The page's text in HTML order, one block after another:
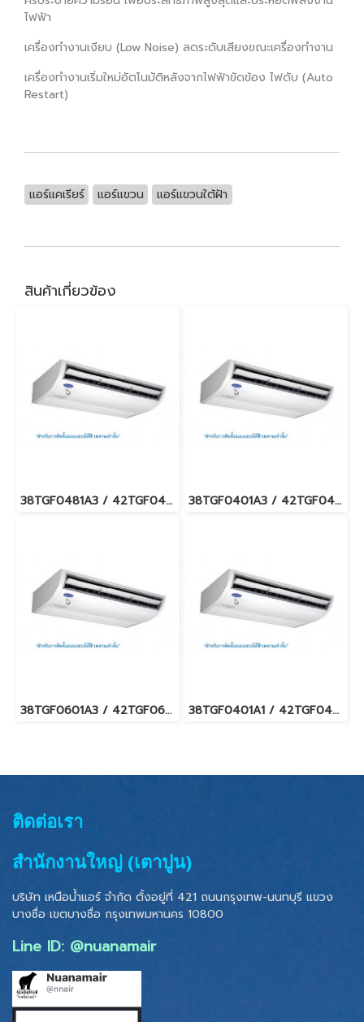
ไฟฟ้า
เครื่องทำงานเงียบ (Low Noise) ลดระดับเสียงขณะเครื่องทำงาน
เครื่องทำงานเริ่มใหม่อัตโนมัติหลังจากไฟฟ้าขัดข้อง ไฟดับ (Auto
Restart)
แอร์แคเรียร์ แอร์แขวน แอร์แขวนใต้ฝ้า
สินค้าเกี่ยวข้อง
38TGF0481A3 / 42TGF0481CP แอร์แคเรียร์ รุ่นแขวนใต้ฝ้า Carrier Under Ceiling Type Fixed Speed น้ำยา R32 (380V./ไฟ 3 เฟส) พร้อมบริการติดตั้ง 38TGF0401A3 / 42TGF0401CP แอร์แคเรียร์ รุ่นแขวนใต้ฝ้า Carrier Under Ceiling Type Fixed Speed น้ำยา R32 (380V./ไฟ 3 เฟส) พร้อมบริการติดตั้ง
38TGF0601A3 / 42TGF0601CP แอร์แคเรียร์ รุ่นแขวนใต้ฝ้า Carrier Under Ceiling Type Fixed Speed น้ำยา R32 (380V./ไฟ 3 เฟส) พร้อมบริการติดตั้ง 38TGF0401A1 / 42TGF0401CP แอร์แคเรียร์ รุ่นแขวนใต้ฝ้า Carrier Under Ceiling Type Fixed Speed น้ำยา R32 (220V.) พร้อมบริการติดตั้ง
ติดต่อเรา
สำนักงานใหญ่ (เตาปูน)
บริษัท เหนือน้ำแอร์ จำกัด ตั้งอยู่ที่ 421 ถนนกรุงเทพ-นนทบุรี แขวง
บางซื่อ เขตบางซื่อ กรุงเทพมหานคร 10800
Line ID: @nuanamair